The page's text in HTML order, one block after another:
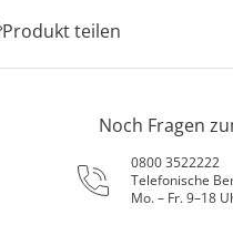
Produkt teilen
Noch Fragen
0800 3522222
Telefonische
Mo. – Fr. 9–18